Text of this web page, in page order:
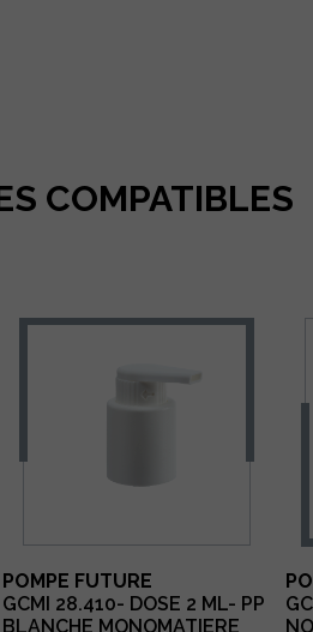
COMPATIBLES
POMPE FUTURE
GCMI 28.410- DOSE 2 ML- PP
BLANCHE MONOMATIERE